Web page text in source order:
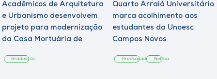
Acadêmicos de Arquitetura
e Urbanismo desenvolvem
projeto para modernização
da Casa Mortuária de
Graduação
Quarto Arraiá Universitário
marca acolhimento aos
estudantes da Unoesc
Campos Novos
Graduação Notícia